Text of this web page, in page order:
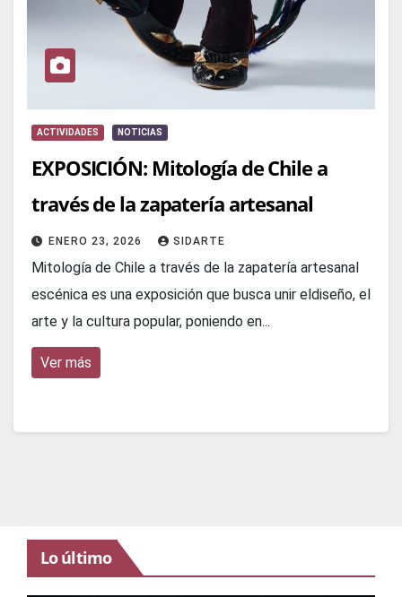
ACTIVIDADES NOTICIAS
EXPOSICIÓN: Mitología de Chile a
través de la zapatería artesanal
ENERO 23, 2026 SIDARTE
Mitología de Chile a través de la zapatería artesanal
escénica es una exposición que busca unir eldiseño, el
arte y la cultura popular, poniendo en...
Ver más
Lo último